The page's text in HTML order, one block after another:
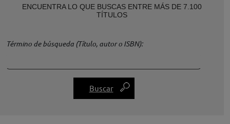
ENCUENTRA LO QUE BUSCAS ENTRE MÁS DE 7.100
TÍTULOS
Término de búsqueda (Título, autor o ISBN)